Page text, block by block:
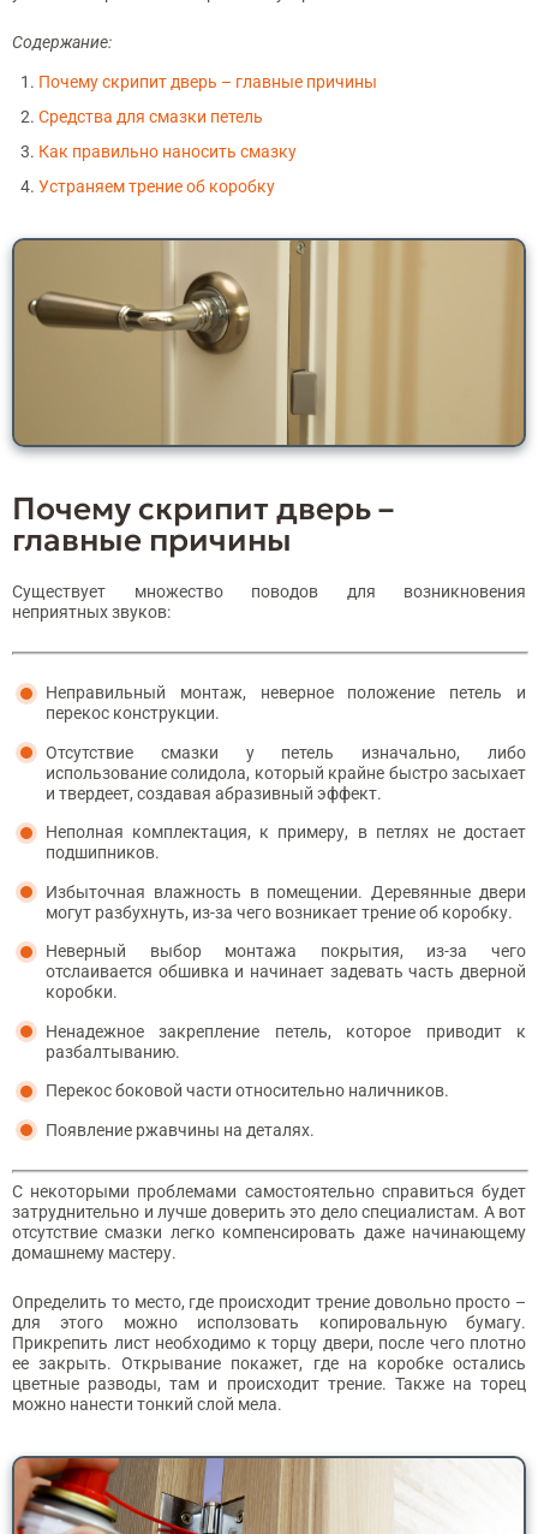
Содержание:
Почему скрипит дверь – главные причины
Средства для смазки петель
Как правильно наносить смазку
Устраняем трение об коробку
Почему скрипит дверь –
главные причины
Существует множество поводов для возникновения
неприятных звуков:
Неправильный монтаж, неверное положение петель и
перекос конструкции.
Отсутствие смазки у петель изначально, либо
использование солидола, который крайне быстро засыхает
и твердеет, создавая абразивный эффект.
Неполная комплектация, к примеру, в петлях не достает
подшипников.
Избыточная влажность в помещении. Деревянные двери
могут разбухнуть, из-за чего возникает трение об коробку.
Неверный выбор монтажа покрытия, из-за чего
отслаивается обшивка и начинает задевать часть дверной
коробки.
Ненадежное закрепление петель, которое приводит к
разбалтыванию.
Перекос боковой части относительно наличников.
Появление ржавчины на деталях.
С некоторыми проблемами самостоятельно справиться будет
затруднительно и лучше доверить это дело специалистам. А вот
отсутствие смазки легко компенсировать даже начинающему
домашнему мастеру.
Определить то место, где происходит трение довольно просто –
для этого можно исползовать копировальную бумагу.
Прикрепить лист необходимо к торцу двери, после чего плотно
ее закрыть. Открывание покажет, где на коробке остались
цветные разводы, там и происходит трение. Также на торец
можно нанести тонкий слой мела.